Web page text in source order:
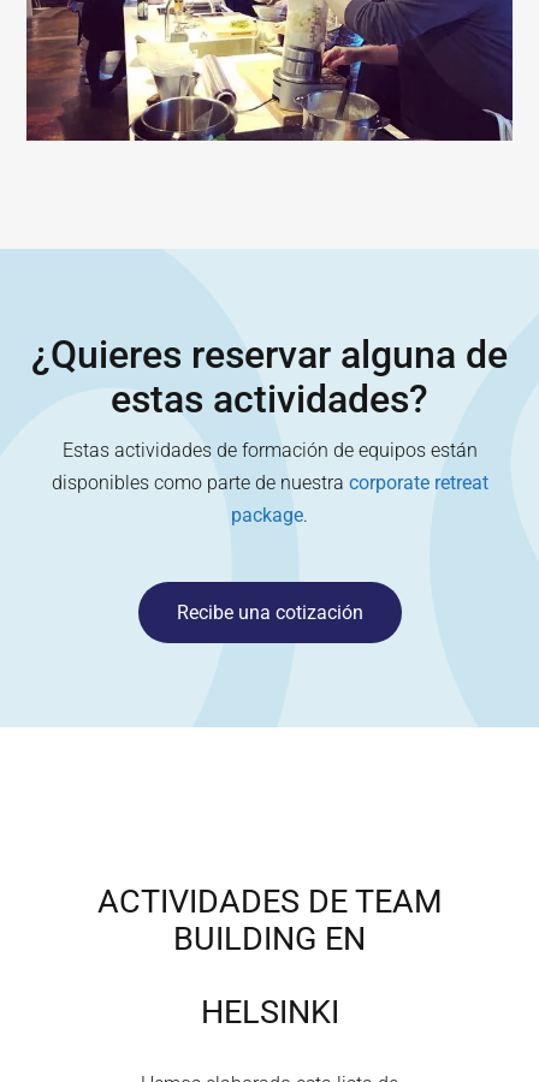
¿Quieres reservar alguna de
estas actividades?
Estas actividades de formación de equipos están
disponibles como parte de nuestra corporate retreat
package.
Recibe una cotización
ACTIVIDADES DE TEAM
BUILDING EN
HELSINKI